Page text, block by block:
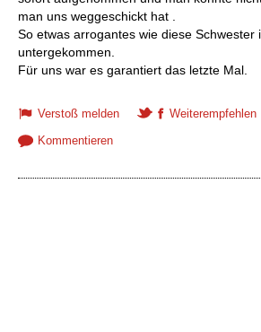
man uns weggeschickt hat .
So etwas arrogantes wie diese Schwester
untergekommen.
Für uns war es garantiert das letzte Mal.
Verstoß melden
Weiterempfehlen
Kommentieren